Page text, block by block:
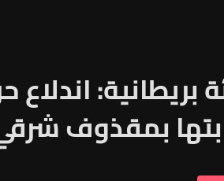
بريطانية:
بمقذوف